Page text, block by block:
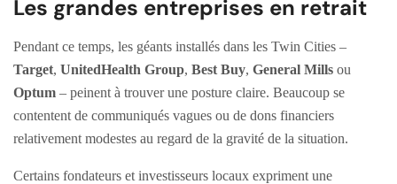
Les grandes entreprises en retrait
Pendant ce temps, les géants installés dans les Twin Cities –
Target, UnitedHealth Group, Best Buy, General Mills ou
Optum – peinent à trouver une posture claire. Beaucoup se
contentent de communiqués vagues ou de dons financiers
relativement modestes au regard de la gravité de la situation.
Certains fondateurs et investisseurs locaux expriment une